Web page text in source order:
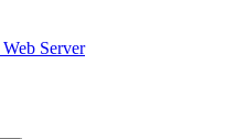
Web Server